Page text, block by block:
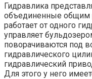
Гидравлика
объединенные общим
работает от одного
управляет
поворачиваются под
гидравлического
гидравлический
Для этого у него